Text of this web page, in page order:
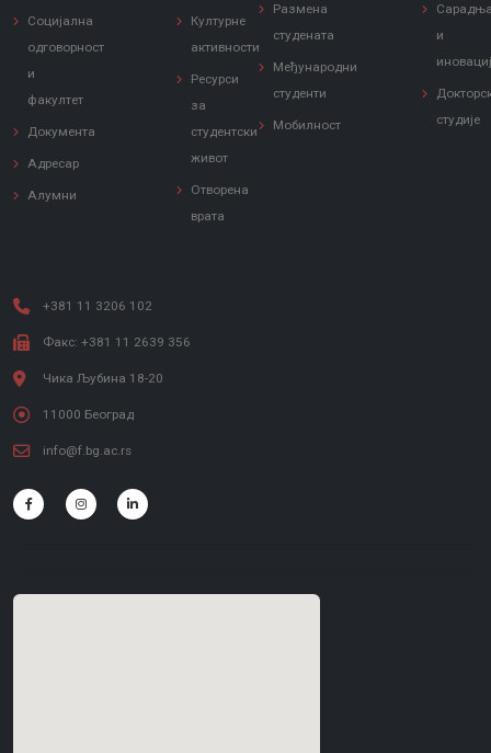
Социјална
одговорност
и
факултет
Документа
Адресар
Алумни
Културне
активности
Ресурси
за
студентски
живот
Отворена
врата
Размена
студената
Међународни
студенти
Мобилност
и
студије
+381 11 3206 102
Факс: +381 11 2639 356
Чика Љубина 18-20
11000 Београд
info@f.bg.ac.rs